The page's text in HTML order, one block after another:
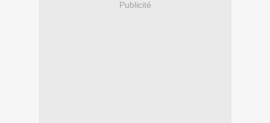
Publicité